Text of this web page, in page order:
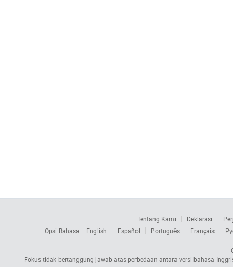
Tentang Kami Deklarasi
Opsi Bahasa:
English Español Português Français
Fokus tidak bertanggung jawab atas perbedaan antara versi bahasa